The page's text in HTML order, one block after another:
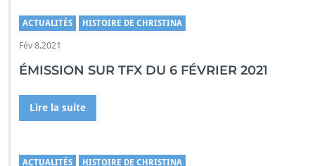
ACTUALITÉS HISTOIRE DE CHRISTINA
Fév 8,2021
ÉMISSION SUR TFX DU 6 FÉVRIER 2021
Lire la suite
ACTUALITÉS HISTOIRE DE CHRISTINA